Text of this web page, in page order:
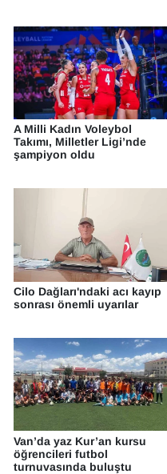
A Milli Kadın Voleybol
Takımı, Milletler Ligi’nde
şampiyon oldu
Cilo Dağları'ndaki acı kayıp
sonrası önemli uyarılar
Van’da yaz Kur’an kursu
öğrencileri futbol
turnuvasında buluştu